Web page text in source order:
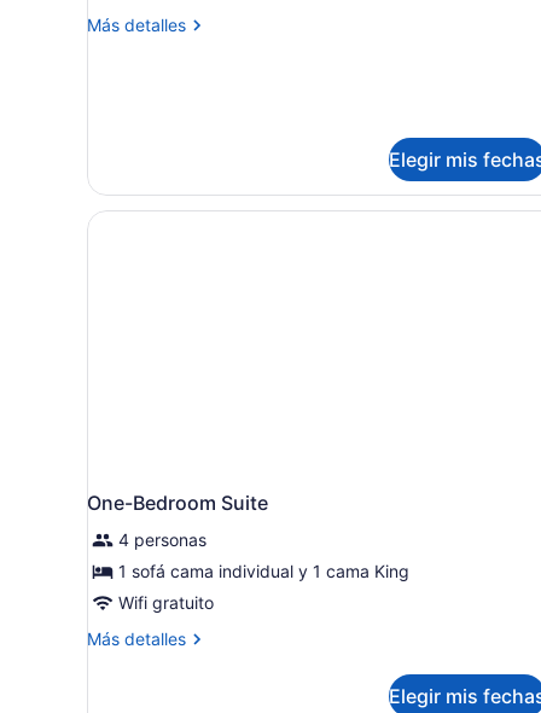
1
Más detalles
Más
Elegir mis
One-Bedroom Suite
4 personas
1 sofá cama individual y 1 cama King
Wifi gratuito
Más detalles
Más
Elegir mis